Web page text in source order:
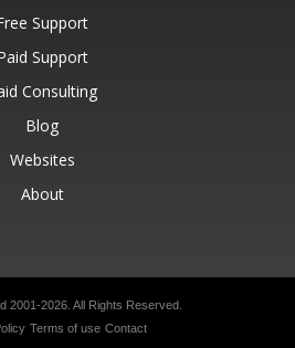
Support
Support
Consulting
Blog
Websites
About
2001-2026. All Rights Reserved.
Terms of use Contact